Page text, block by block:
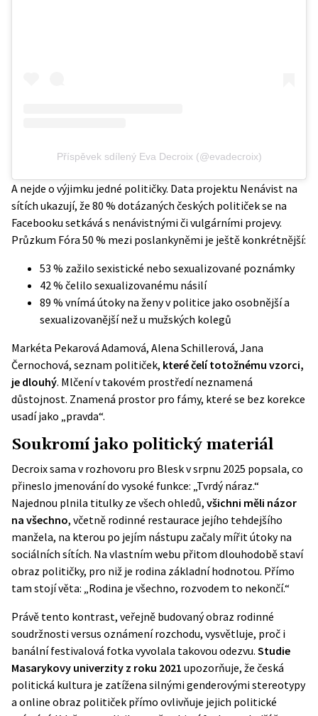
Příspěvek sdílený Eva Decroix (@evadecroix)
A nejde o výjimku jedné političky. Data projektu Nenávist na
sítích ukazují, že 80 % dotázaných českých političek se na
Facebooku setkává s nenávistnými či vulgárními projevy.
Průzkum Fóra 50 % mezi poslankyněmi je ještě konkrétnější:
53 % zažilo sexistické nebo sexualizované poznámky
42 % čelilo sexualizovanému násilí
89 % vnímá útoky na ženy v politice jako osobnější a
sexualizovanější než u mužských kolegů
Markéta Pekarová Adamová, Alena Schillerová, Jana
Černochová, seznam političek, které čelí totožnému vzorci,
je dlouhý. Mlčení v takovém prostředí neznamená
důstojnost. Znamená prostor pro fámy, které se bez korekce
usadí jako „pravda“.
Soukromí jako politický materiál
Decroix sama v rozhovoru pro Blesk v srpnu 2025 popsala, co
přineslo jmenování do vysoké funkce: „Tvrdý náraz.“
Najednou plnila titulky ze všech ohledů, všichni měli názor
na všechno, včetně rodinné restaurace jejího tehdejšího
manžela, na kterou po jejím nástupu začaly mířit útoky na
sociálních sítích. Na vlastním webu přitom dlouhodobě staví
obraz političky, pro niž je rodina základní hodnotou. Přímo
tam stojí věta: „Rodina je všechno, rozvodem to nekončí.“
Právě tento kontrast, veřejně budovaný obraz rodinné
soudržnosti versus oznámení rozchodu, vysvětluje, proč i
banální festivalová fotka vyvolala takovou odezvu. Studie
Masarykovy univerzity z roku 2021 upozorňuje, že česká
politická kultura je zatížena silnými genderovými stereotypy
a online obraz političek přímo ovlivňuje jejich politické